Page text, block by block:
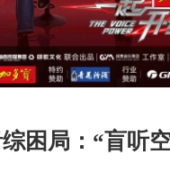
困局： “盲听